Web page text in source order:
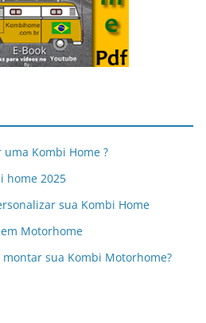
Kombi Home ?
home 2025
sua Kombi Home
Motorhome
sua Kombi Motorhome?